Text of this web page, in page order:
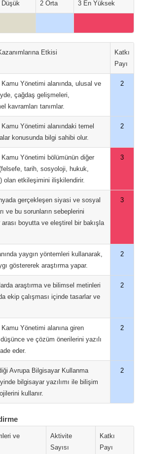
Düşük 2 Orta 3 En Yüksek
Etkisi
Katkı
Payı
Yönetimi alanında, ulusal ve
çağdaş gelişmeleri,
kavramları tanımlar.
2
Yönetimi alanındaki temel
konusunda bilgi sahibi olur.
2
Yönetimi bölümünün diğer
tarih, sosyoloji, hukuk,
olan etkileşimini ilişkilendirir.
3
gerçekleşen siyasi ve sosyal
ve bu sorunların sebeplerini
boyutta ve eleştirel bir bakışla
3
yaygın yöntemleri kullanarak,
göstererek araştırma yapar.
2
araştırma ve bilimsel metinleri
ekip çalışması içinde tasarlar ve
2
Yönetimi alanına giren
ve çözüm önerilerini yazılı
eder.
2
Avrupa Bilgisayar Kullanma
bilgisayar yazılımı ile bilişim
kullanır.
2
ve
Aktivite
Sayısı
Katkı
Payı